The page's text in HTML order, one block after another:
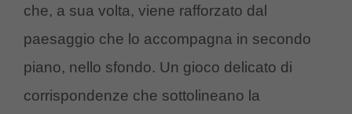
che, a sua volta, viene rafforzato dal
paesaggio che lo accompagna in secondo
piano, nello sfondo. Un gioco delicato di
corrispondenze che sottolineano la